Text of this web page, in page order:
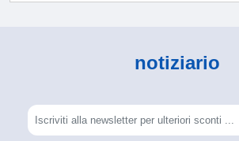
notiziario